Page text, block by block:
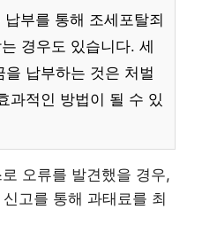
부를 통해 조세포탈죄
경우도 있습니다. 세
납부하는 것은 처벌
과적인 방법이 될 수 있
오류를 발견했을 경우,
고를 통해 과태료를 최